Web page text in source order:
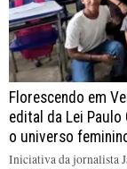
Florescendo em
edital da Lei
o universo
Iniciativa da jornalista